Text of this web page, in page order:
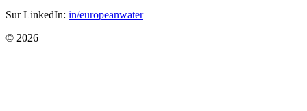
Sur LinkedIn: in/europeanwater
© 2026